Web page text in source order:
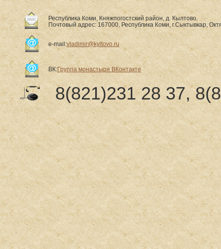
Республика Коми, Княжпогостский район, д. Кылтово.
Почтовый адрес: 167000, Республика Коми, г.Сыктывкар,
e-mail:vladimir@kyltovo.ru
ВК:Группа монастыря ВКонтакте
8(821)231 28 37,